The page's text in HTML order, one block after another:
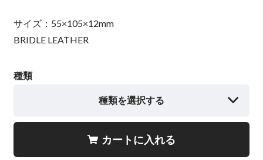
サイズ：55×105×12mm
BRIDLE LEATHER
種類
種類を選択する
カートに入れる